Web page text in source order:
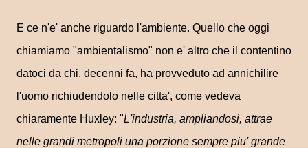
E ce n'e' anche riguardo l'ambiente. Quello che oggi
chiamiamo "ambientalismo" non e' altro che il contentino
datoci da chi, decenni fa, ha provveduto ad annichilire
l'uomo richiudendolo nelle citta', come vedeva
chiaramente Huxley: "L'industria, ampliandosi, attrae
nelle grandi metropoli una porzione sempre piu' grande